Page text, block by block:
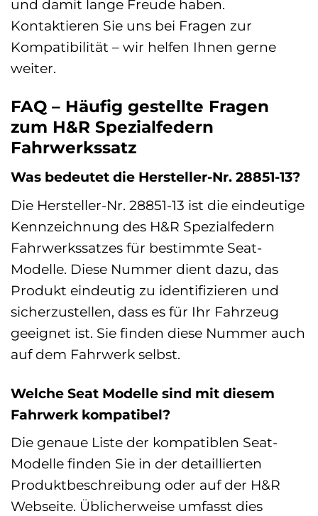
und damit lange Freude haben.
Kontaktieren Sie uns bei Fragen zur
Kompatibilität – wir helfen Ihnen gerne
weiter.
FAQ – Häufig gestellte Fragen
zum H&R Spezialfedern
Fahrwerkssatz
Was bedeutet die Hersteller-Nr. 28851-13?
Die Hersteller-Nr. 28851-13 ist die eindeutige
Kennzeichnung des H&R Spezialfedern
Fahrwerkssatzes für bestimmte Seat-
Modelle. Diese Nummer dient dazu, das
Produkt eindeutig zu identifizieren und
sicherzustellen, dass es für Ihr Fahrzeug
geeignet ist. Sie finden diese Nummer auch
auf dem Fahrwerk selbst.
Welche Seat Modelle sind mit diesem
Fahrwerk kompatibel?
Die genaue Liste der kompatiblen Seat-
Modelle finden Sie in der detaillierten
Produktbeschreibung oder auf der H&R
Webseite. Üblicherweise umfasst dies